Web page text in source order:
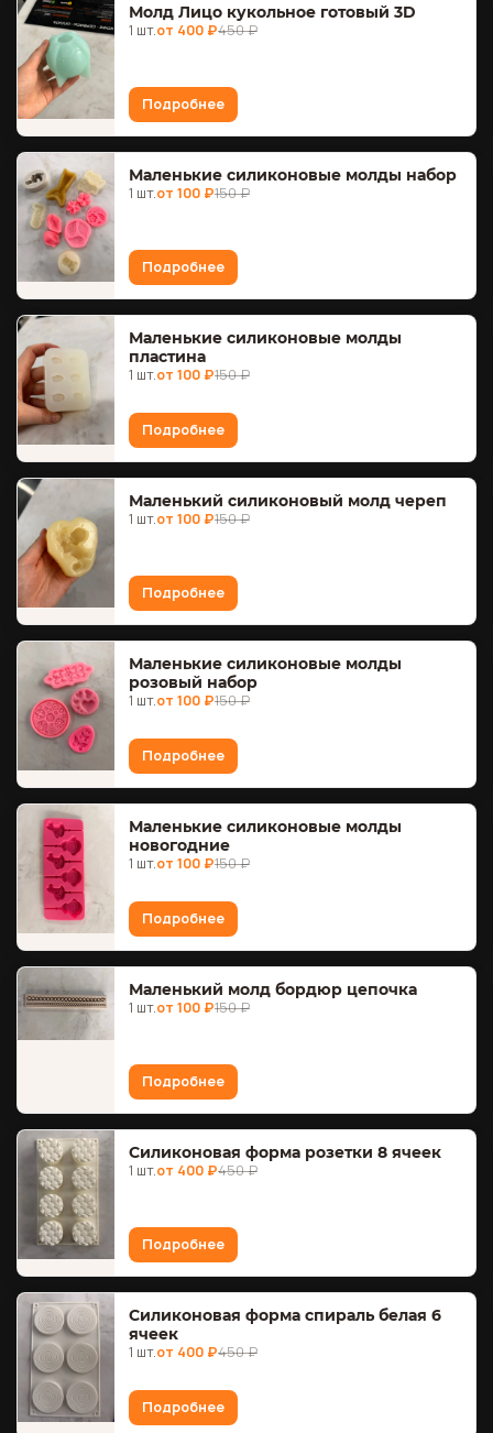
Молд Лицо кукольное готовый 3D
1 шт.от 400 ₽450 ₽
Подробнее
Маленькие силиконовые молды набор
1 шт.от 100 ₽150 ₽
Подробнее
Маленькие силиконовые молды
пластина
1 шт.от 100 ₽150 ₽
Подробнее
Маленький силиконовый молд череп
1 шт.от 100 ₽150 ₽
Подробнее
Маленькие силиконовые молды
розовый набор
1 шт.от 100 ₽150 ₽
Подробнее
Маленькие силиконовые молды
новогодние
1 шт.от 100 ₽150 ₽
Подробнее
Маленький молд бордюр цепочка
1 шт.от 100 ₽150 ₽
Подробнее
Силиконовая форма розетки 8 ячеек
1 шт.от 400 ₽450 ₽
Подробнее
Силиконовая форма спираль белая 6
ячеек
1 шт.от 400 ₽450 ₽
Подробнее